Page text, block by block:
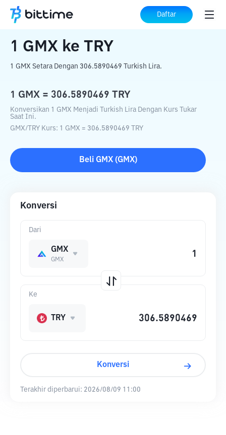
Daftar
Beranda Konverter Kripto ke TRY
1 GMX ke TRY
1 GMX Setara Dengan 306.5890469 Turkish Lira.
1 GMX = 306.5890469 TRY
Konversikan 1 GMX Menjadi Turkish Lira Dengan Kurs Tukar
Saat Ini.
GMX/ TRY Kurs: 1 GMX = 306.5890469 TRY
Beli GMX(GMX)
Konversi
Dari
GMX
GMX
Ke
TRY
Konversi
Terakhir diperbarui: 2026/08/09 11:00